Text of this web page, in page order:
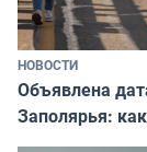
НОВОСТИ
Объявлена
Заполярья: